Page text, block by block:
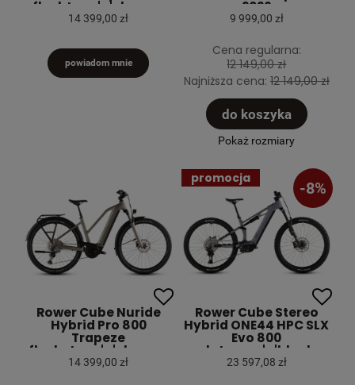
flashtone'n'chrome
2026
14 399,00 zł
powiadom mnie
2026
9 999,00 zł
Cena regularna:
12 149,00 zł
Najniższa cena: 12 149,00 zł
do koszyka
Pokaż rozmiary
Rower Cube Nuride
Hybrid Pro 800
Trapeze
flashstone'n'chrome
2026
14 399,00 zł
Rower Cube Stereo
Hybrid ONE44 HPC SLX
Evo 800
slategrey'n'black
2026
23 597,08 zł
promocja
-8%